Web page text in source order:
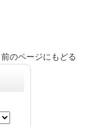
前のページにもどる